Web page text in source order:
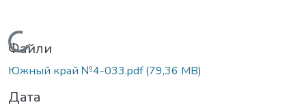
Вантажиться...
Файли
Южный край №4-033.pdf(79,36 MB)
Дата